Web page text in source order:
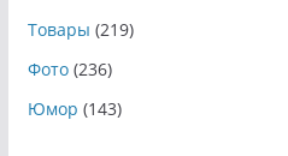
Товары (219)
Фото(236)
Юмор (143)